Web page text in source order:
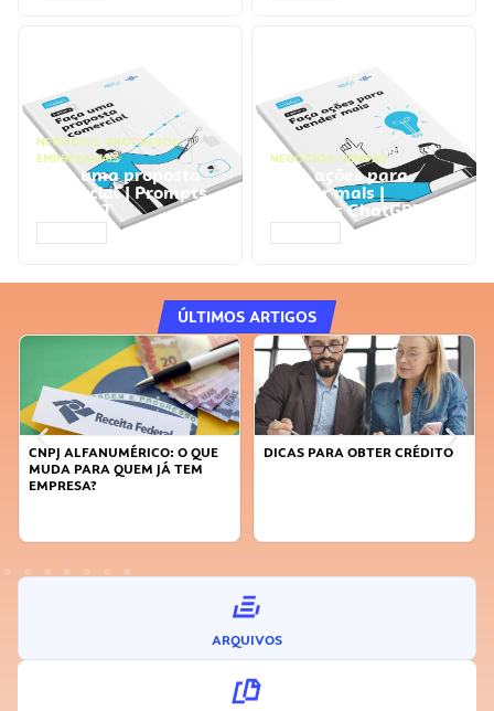
NEGÓCIOS, PROCESSOS
EMPRESARIAIS
Faça uma proposta
comercial | Prompts
ChatGPT
NEGÓCIOS, VENDAS
Faça ações para
vender mais |
Prompts ChatGPT
ÚLTIMOS ARTIGOS
CNPJ ALFANUMÉRICO: O QUE
MUDA PARA QUEM JÁ TEM
EMPRESA?
DICAS PARA OBTER CRÉDITO
ARQUIVOS